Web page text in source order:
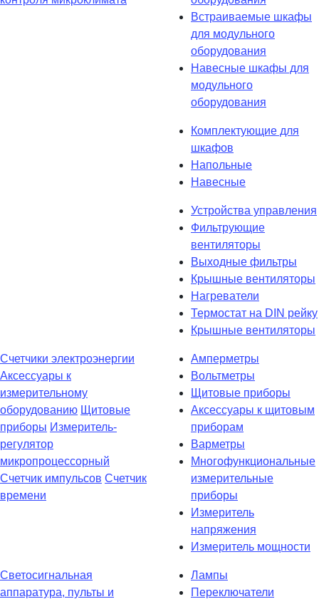
Встраиваемые шкафы
для модульного
оборудования
Навесные шкафы для
модульного
оборудования
Комплектующие для
шкафов
Напольные
Навесные
Устройства управления
Фильтрующие
вентиляторы
Выходные фильтры
Крышные вентиляторы
Нагреватели
Термостат на DIN рейку
Крышные вентиляторы
Счетчики электроэнергии
Аксессуары к
измерительному
оборудованию Щитовые
приборы Измеритель-
регулятор
микропроцессорный
Счетчик импульсов Счетчик
времени
Амперметры
Вольтметры
Щитовые приборы
Аксессуары к щитовым
приборам
Варметры
Многофункциональные
измерительные
приборы
Измеритель
напряжения
Измеритель мощности
Светосигнальная
аппаратура, пульты и
Лампы
Переключатели